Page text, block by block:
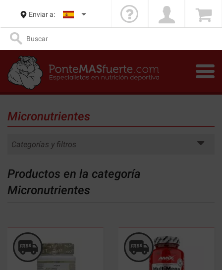
Enviar a:
Micronutrientes
Categorías y filtros
Productos en la categoría
Micronutrientes